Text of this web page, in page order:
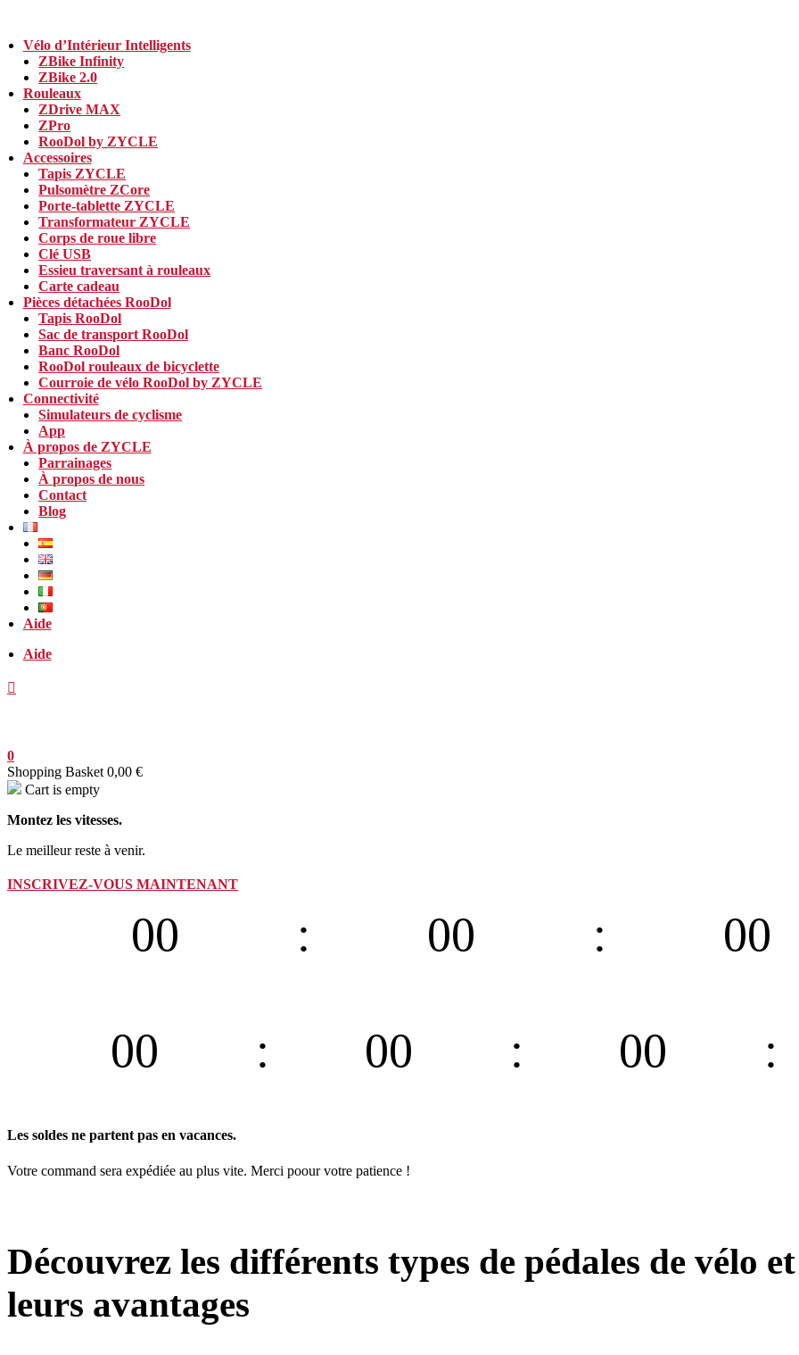
Vélo d’Intérieur Intelligents
ZBike Infinity
ZBike 2.0
Rouleaux
ZDrive MAX
ZPro
RooDol by ZYCLE
Accessoires
Tapis ZYCLE
Pulsomètre ZCore
Porte-tablette ZYCLE
Transformateur ZYCLE
Corps de roue libre
Clé USB
Essieu traversant à rouleaux
Carte cadeau
Pièces détachées RooDol
Tapis RooDol
Sac de transport RooDol
Banc RooDol
RooDol rouleaux de bicyclette
Courroie de vélo RooDol by ZYCLE
Connectivité
Simulateurs de cyclisme
App
À propos de ZYCLE
Parrainages
À propos de nous
Contact
Blog
Aide
Aide
0
Shopping Basket 0,00 €
Cart is empty
Montez les vitesses.
Le meilleur reste à venir.
INSCRIVEZ-VOUS MAINTENANT
00 00 00
00 00 00
Les soldes ne partent pas en vacances.
Votre command sera expédiée au plus vite. Merci poour votre patience !
Découvrez les différents types de pédales de vélo et
leurs avantages